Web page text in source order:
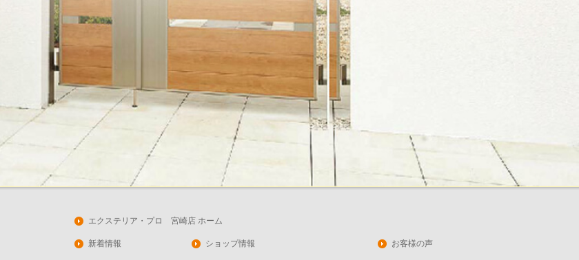
エクステリア・プロ 宮崎店 ホーム
新着情報 ショップ情報 お客様の声